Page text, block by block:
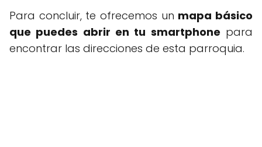
Para concluir, te ofrecemos un mapa básico
que puedes abrir en tu smartphone para
encontrar las direcciones de esta parroquia.